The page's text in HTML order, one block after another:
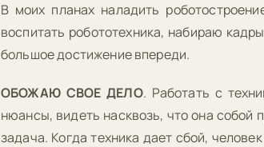
В моих планах наладить
воспитать робототехника, набираю
большое достижение впереди.
ОБОЖАЮ СВОЕ ДЕЛО. Работать с
нюансы, видеть насквозь, что она собой
задача. Когда техника дает сбой,